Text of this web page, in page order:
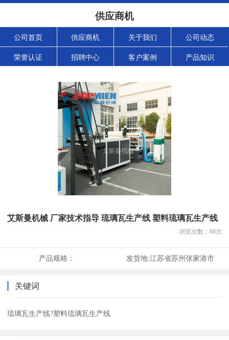
供应商机
公司首页 供应商机 关于我们 公司动态
荣誉认证 招聘中心 客户案例 产品知识
艾斯曼机械 厂家技术指导 琉璃瓦生产线 塑料琉璃瓦生产线
浏览次数： 88次
产品规格： 发货地:江苏省苏州张家港市
关键词
琉璃瓦生产线?塑料琉璃瓦生产线